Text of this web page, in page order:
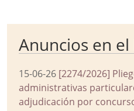
Anuncios en el
15-06-26 [2274/2026]
administrativas
adjudicación por